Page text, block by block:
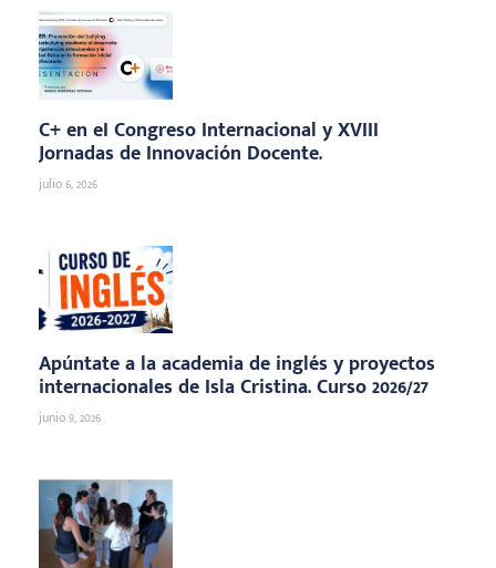
C+ en eI Congreso Internacional y XVIII
Jornadas de Innovación Docente.
julio 6, 2026
Apúntate a la academia de inglés y proyectos
internacionales de Isla Cristina. Curso 2026/27
junio 9, 2026